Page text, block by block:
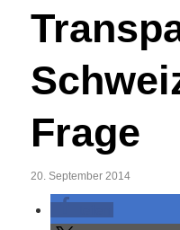
Frage
20. September 2014